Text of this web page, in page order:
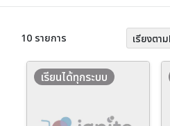
10 รายการ เรียงตา
เรียนได้ทุกระบบ